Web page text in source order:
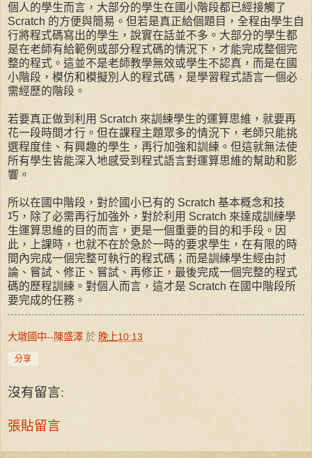
個人的學生而言，大部分的學生在國小階段都已經接觸了
Scratch 的方便與簡易。但若是真正給個題目，全程由學生自
行將程式碼寫出的學生，說實在話並不多。大部分的學生都
是在老師有給範例或部分程式碼的情況下，才能完成整個完
整的程式。這並不是老師教學無效或學生不認真，而是在國
小階段，模仿和模擬別人的程式碼，是學習程式語言一個必
需經歷的階段。
若要真正做到利用 Scratch 來訓練學生的運算思維，就要再
花一段時間才行。但在課程主題眾多的情況下，老師只能挑
選程度佳、有興趣的學生，再行加強和訓練。但這就無法使
所有學生皆能深入地感受到程式語言對運算思維的幫助和影
響。
所以在國中階段，對於國小已有的 Scratch 基本概念和技
巧，除了必需再行加強外，對於利用 Scratch 來達成訓練學
生運算思維的目的而言，更是一個重要的目的和手段。因
此，上課時，也就不在於急於一時的要求學生，在有限的時
間內完成一個完整可執行的程式碼；而是訓練學生經由討
論、嘗試、修正、嘗試、再修正，最後完成一個完整的程式
碼的歷程訓練。對個人而言，這才是 Scratch 在國中階段所
要完成的任務。
大墩國中--陳盛澤 於 晚上10:13
分享
沒有留言:
張貼留言